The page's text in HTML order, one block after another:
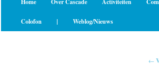
Home Over Cascade Activiteiten
Colofon | Weblog/Nieuws
←